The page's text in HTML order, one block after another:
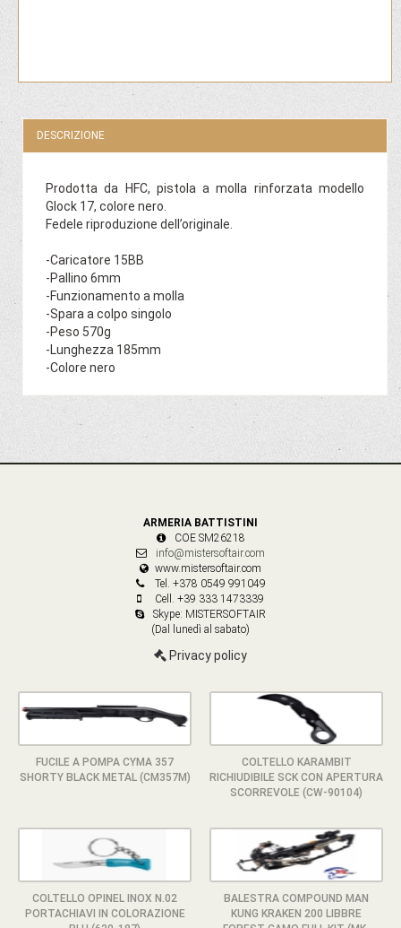
DESCRIZIONE
Prodotta da HFC, pistola a molla rinforzata modello
Glock 17, colore nero.
Fedele riproduzione dell’originale.
-Caricatore 15BB
-Pallino 6mm
-Funzionamento a molla
-Spara a colpo singolo
-Peso 570g
-Lunghezza 185mm
-Colore nero
ARMERIA BATTISTINI
COE SM26218
info@mistersoftair.com
www.mistersoftair.com
Tel. +378 0549 991049
Cell. +39 333 1473339
Skype: MISTERSOFTAIR
(Dal lunedì al sabato)
Privacy policy
FUCILE A POMPA CYMA 357
SHORTY BLACK METAL (CM357M)
COLTELLO KARAMBIT
RICHIUDIBILE SCK CON APERTURA
SCORREVOLE (CW-90104)
COLTELLO OPINEL INOX N.02
PORTACHIAVI IN COLORAZIONE
BALESTRA COMPOUND MAN
KUNG KRAKEN 200 LIBBRE